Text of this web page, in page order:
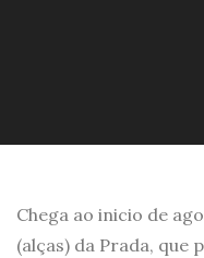
Chega ao inicio de
(alças) da Prada, que